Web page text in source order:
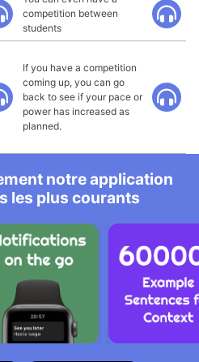
competition between
students
If you have a competition
coming up, you can go
back to see if your pace or
power has increased as
planned.
notre application
les plus courants